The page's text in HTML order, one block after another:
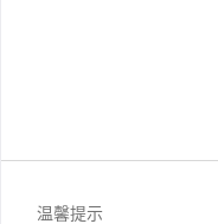
温馨提示